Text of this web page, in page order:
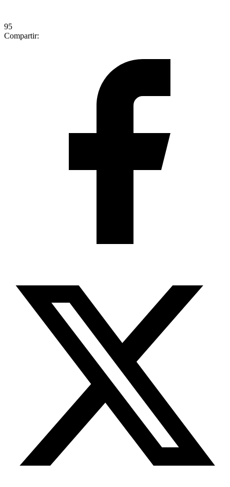
95
Compartir: